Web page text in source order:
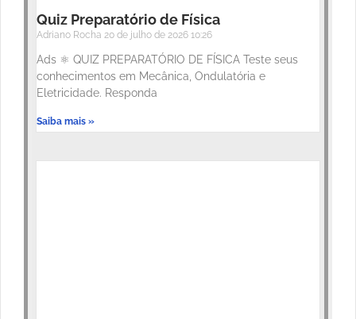
Quiz Preparatório de Física
Adriano Rocha 20 de julho de 2026 10:26
Ads ⚛️ QUIZ PREPARATÓRIO DE FÍSICA Teste seus
conhecimentos em Mecânica, Ondulatória e
Eletricidade. Responda
Saiba mais »